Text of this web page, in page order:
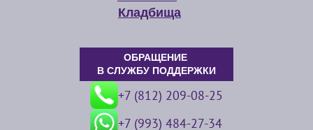
Кладбища
ОБРАЩЕНИЕ
В СЛУЖБУ ПОДДЕРЖКИ
+7 (812) 209-08-25
+7 (993) 484-27-34